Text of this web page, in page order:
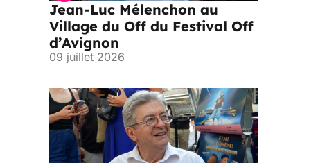
Jean-Luc Mélenchon au
Village du Off du Festival Off
d’Avignon
09 juillet 2026